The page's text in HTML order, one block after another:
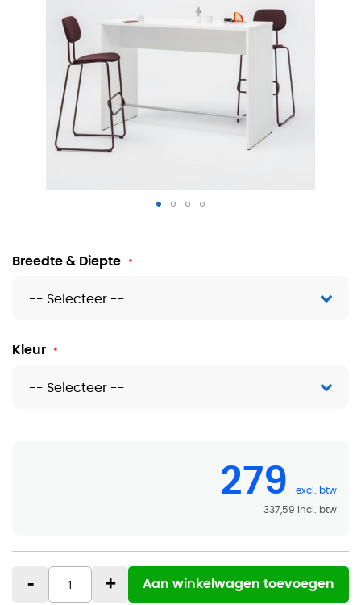
Hoge houten tafel Roza
Breedte & Diepte
Kleur
279
337,59
- + Aan winkelwagen toevoegen